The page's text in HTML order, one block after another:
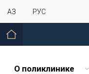
ҚАЗ РУС
О поликлинике